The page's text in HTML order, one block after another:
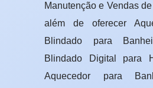
Manutenção e Vendas
além de oferecer
Blindado para
Blindado Digital para
Aquecedor para